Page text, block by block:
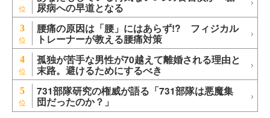
尿病への早道となる
3 腰痛の原因は「腰」にはあらず!? フィジカル
トレーナーが教える腰痛対策
4 孤独が苦手な男性が70越えて離婚される理由と
末路。避けるためにするべき
5 731部隊研究の権威が語る「731部隊は悪魔集
団だったのか？」